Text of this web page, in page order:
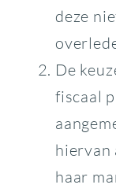
deze
De
fiscaal
hiervan
haar